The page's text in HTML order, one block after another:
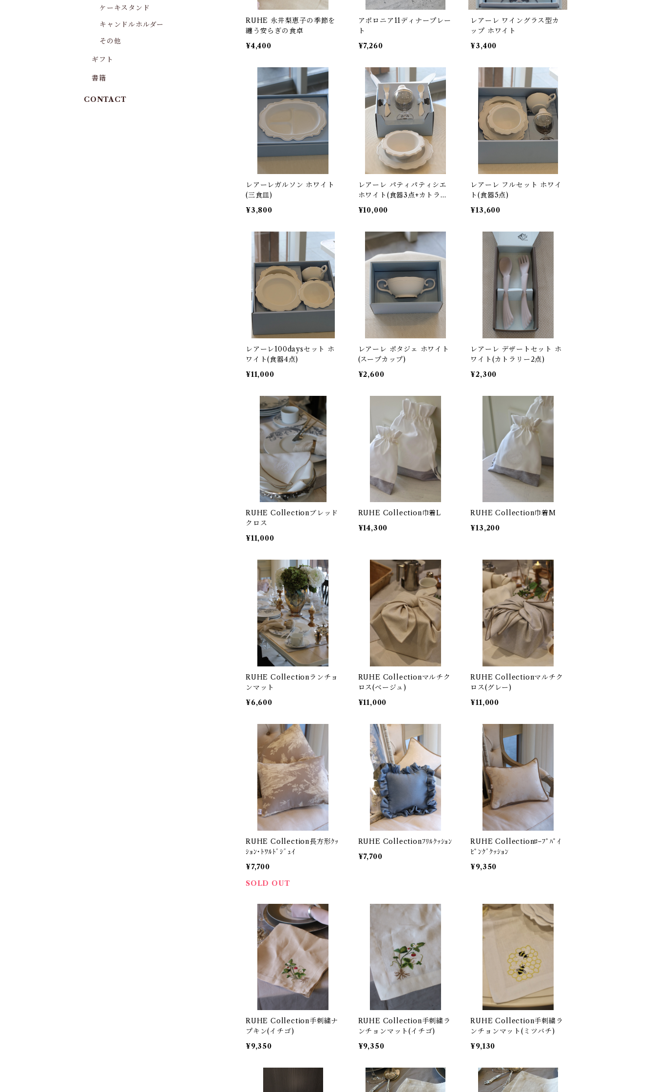
RUHE 永井梨恵子の季節を
纏う安らぎの食卓
¥4,400
アポロニア11ディナープレー
ト
¥7,260
レアーレ ワイングラス型カ
ップ ホワイト
¥3,400
レアーレガルソン ホワイト
(三食皿)
¥3,800
レアーレ パティパティシエ
ホワイト(食器3点+カトラリ
ー)
¥10,000
レアーレ フルセット ホワイ
ト(食器5点)
¥13,600
レアーレ100daysセット ホ
ワイト(食器4点)
¥11,000
レアーレ ポタジェ ホワイト
(スープカップ)
¥2,600
レアーレ デザートセット ホ
ワイト(カトラリー2点)
¥2,300
RUHE Collectionブレッド
クロス
¥11,000
RUHE Collection巾着L
¥14,300
RUHE Collection巾着M
¥13,200
RUHE Collectionランチョ
ンマット
¥6,600
RUHE Collectionマルチク
ロス(ベージュ)
¥11,000
RUHE Collectionマルチク
ロス(グレー)
¥11,000
RUHE Collection長方形ｸｯ
ｼｮﾝ･ﾄﾜﾙﾄﾞｼﾞｭｲ
¥7,700
SOLD OUT
RUHE Collectionﾌﾘﾙｸｯｼｮﾝ
¥7,700
RUHE Collectionﾛｰﾌﾟﾊﾟｲ
ﾋﾟﾝｸﾞｸｯｼｮﾝ
¥9,350
RUHE Collection手刺繍ナ
プキン(イチゴ)
¥9,350
RUHE Collection手刺繍ラ
ンチョンマット(イチゴ)
¥9,350
RUHE Collection手刺繍ラ
ンチョンマット(ミツバチ)
¥9,130
ケーキスタンド
キャンドルホルダー
その他
ギフト
書籍
CONTACT